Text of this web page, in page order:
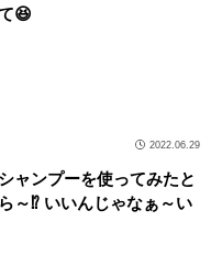
😆
2022.06.29
ャンプーを使ってみたと
～⁉️ いいんじゃなぁ～い